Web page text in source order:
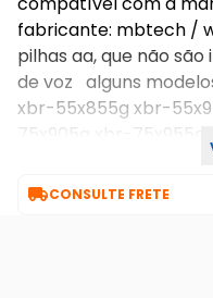
fabricante: mbtech /
pilhas aa, que não
de voz alguns
xbr-55x855g xbr-
75x905g xbr-75x955g
CONSULTE FRETE